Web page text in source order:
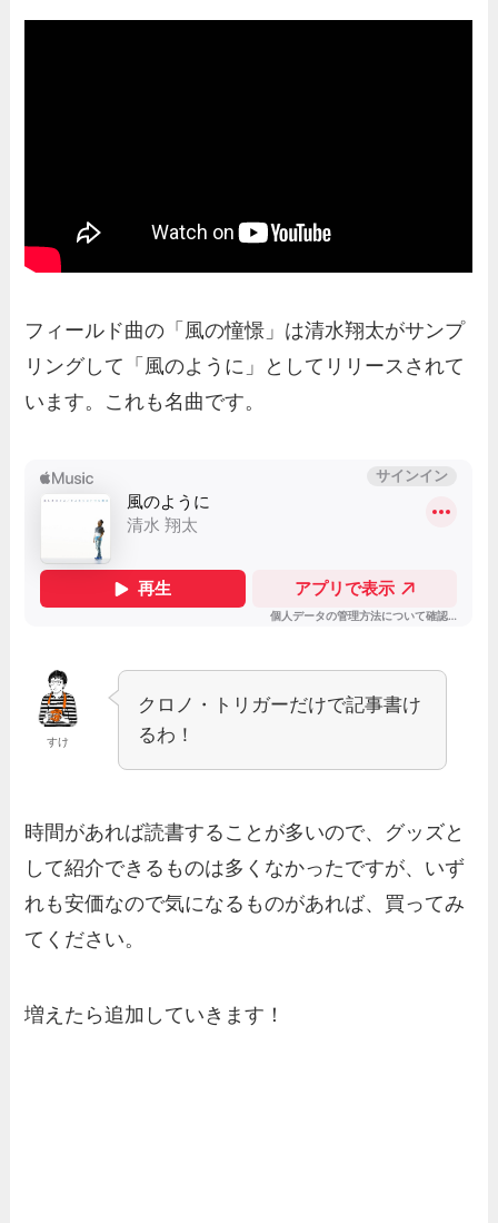
フィールド曲の「風の憧憬」は清水翔太がサンプ
リングして「風のように」としてリリースされて
います。これも名曲です。
すけ
クロノ・トリガーだけで記事書け
るわ！
時間があれば読書することが多いので、グッズと
して紹介できるものは多くなかったですが、いず
れも安価なので気になるものがあれば、買ってみ
てください。
増えたら追加していきます！